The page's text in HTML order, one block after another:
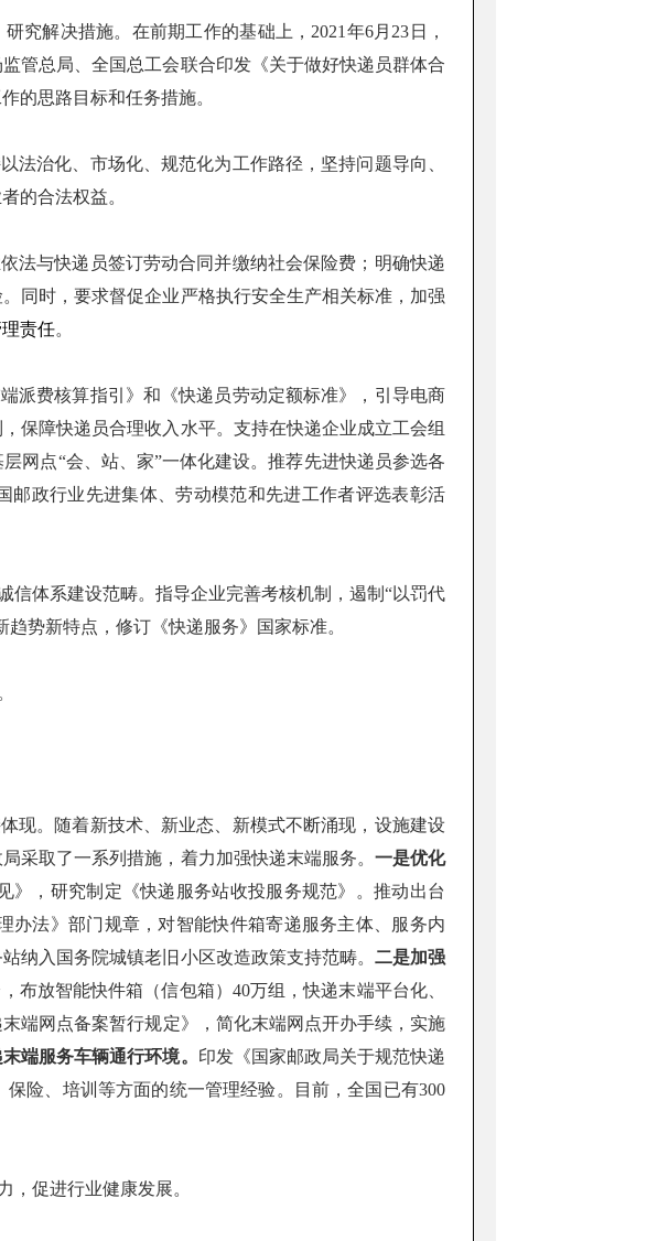
究解决措施。在前期工作的基础上，2021年6月23日，
管总局、全国总工会联合印发《关于做好快递员群体合
的思路目标和任务措施。
法治化、市场化、规范化为工作路径，坚持问题导向、
的合法权益。
法与快递员签订劳动合同并缴纳社会保险费；明确快递
同时，要求督促企业严格执行安全生产相关标准，加强
责任。
派费核算指引》和《快递员劳动定额标准》，引导电商
保障快递员合理收入水平。支持在快递企业成立工会组
网点“会、站、家”一体化建设。推荐先进快递员参选各
邮政行业先进集体、劳动模范和先进工作者评选表彰活
体系建设范畴。指导企业完善考核机制，遏制“以罚代
势新特点，修订《快递服务》国家标准。
现。随着新技术、新业态、新模式不断涌现，设施建设
采取了一系列措施，着力加强快递末端服务。 一是优化
》，研究制定《快递服务站收投服务规范》。推动出台
办法》部门规章，对智能快件箱寄递服务主体、服务内
纳入国务院城镇老旧小区改造政策支持范畴。 二是加强
布放智能快件箱（信包箱）40万组，快递末端平台化、
端网点备案暂行规定》，简化末端网点开办手续，实施
端服务车辆通行环境。 印发《国家邮政局关于规范快递
险、培训等方面的统一管理经验。目前，全国已有300
促进行业健康发展。